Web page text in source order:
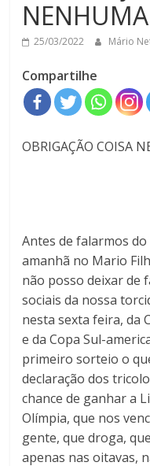
25/03/2022 Mário
Compartilhe
OBRIGAÇÃO COISA
Antes de falarmos
amanhã no Mario
não posso deixar de
sociais da nossa
nesta sexta feira, da
e da Copa Sul-
primeiro sorteio o
declaração dos
chance de ganhar a
Olímpia, que nos
gente, que droga,
apenas nas oitavas,